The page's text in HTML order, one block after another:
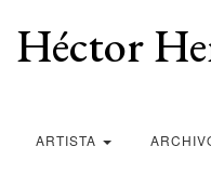
Héctor
ARTISTA